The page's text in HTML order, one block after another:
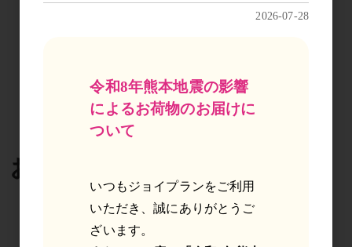
おすすめ商品
2026-07-28
令和8年熊本地震の影響
によるお荷物のお届けに
ついて
いつもジョイプランをご利用
いただき、誠にありがとうご
ざいます。